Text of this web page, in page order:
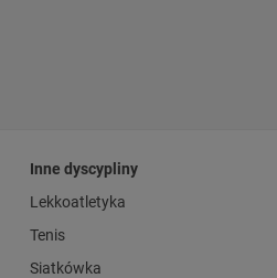
Inne dyscypliny
Lekkoatletyka
Tenis
Siatkówka